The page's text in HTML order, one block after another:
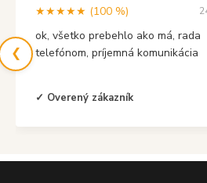
❮
★★★★★ (100 %)
ok, všetko prebehlo ako má, rada
telefónom, príjemná komunikácia
✓ Overený zákazník